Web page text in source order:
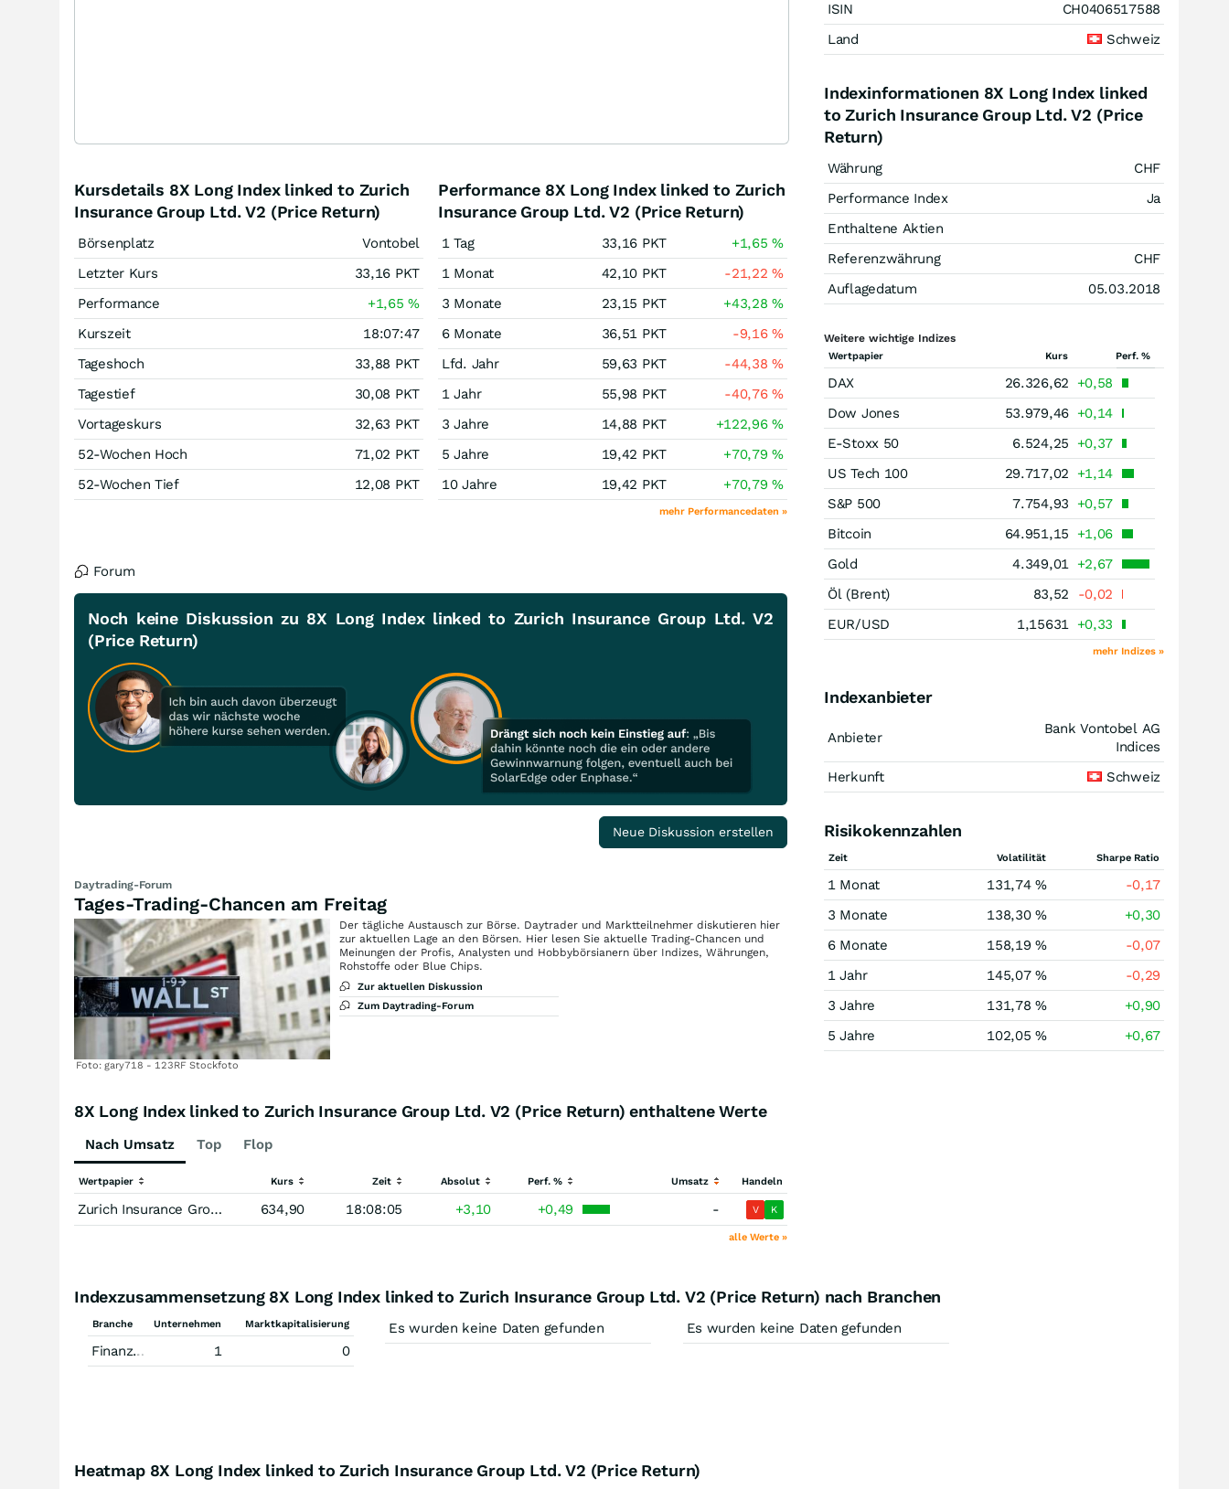
Kursdetails 8X Long Index linked to Zurich
Insurance Group Ltd. V2 (Price Return)
Börsenplatz
Vontobel
Letzter Kurs
33,16 PKT
Performance
+1,65%
Kurszeit
18:07:47
Tageshoch
33,88 PKT
Tagestief
30,08 PKT
Vortageskurs
32,63 PKT
52-Wochen Hoch
71,02 PKT
52-Wochen Tief
12,08 PKT
Performance 8X Long Index linked to Zurich
Insurance Group Ltd. V2 (Price Return)
1 Tag 33,16 PKT +1,65%
1 Monat
42,10 PKT -21,22%
3 Monate
23,15 PKT +43,28%
6 Monate
36,51 PKT -9,16%
Lfd. Jahr
59,63 PKT -44,38%
1 Jahr
55,98 PKT -40,76%
3 Jahre
14,88 PKT +122,96%
5 Jahre
19,42 PKT +70,79%
10 Jahre
19,42 PKT +70,79%
mehr Performancedaten »
Forum
Noch keine Diskussion zu 8X Long Index linked to Zurich Insurance Group Ltd. V2
(Price Return)
Neue Diskussion erstellen
Daytrading-Forum
Tages-Trading-Chancen am Freitag
Foto: gary718 - 123RF Stockfoto
Der tägliche Austausch zur Börse. Daytrader und Marktteilnehmer diskutieren hier
zur aktuellen Lage an den Börsen. Hier lesen Sie aktuelle Trading-Chancen und
Meinungen der Profis, Analysten und Hobbybörsianern über Indizes, Währungen,
Rohstoffe oder Blue Chips.
Zur aktuellen Diskussion
Zum Daytrading-Forum
8X Long Index linked to Zurich Insurance Group Ltd. V2 (Price Return) enthaltene Werte
Nach Umsatz Top Flop
Wertpapier Kurs Zeit Absolut Perf. % Umsatz Handeln
Zurich Insurance Group 634,90 18:08:05 +3,10 +0,49 - V K
alle Werte »
ISIN
CH0406517588
Land
Schweiz
Indexinformationen 8X Long Index linked
to Zurich Insurance Group Ltd. V2 (Price
Return)
Währung
CHF
Performance Index
Ja
Enthaltene Aktien
Referenzwährung
CHF
Auflagedatum
05.03.2018
Weitere wichtige Indizes
Wertpapier Kurs Perf. %
DAX 26.326,62
+0,58
Dow Jones
53.979,46 +0,14
E-Stoxx 50
6.524,25
+0,37
US Tech 100
29.717,02
+1,14
S&P 500
7.754,93
+0,57
Bitcoin
64.951,15
+1,06
Gold
4.349,01 +2,67
Öl (Brent)
83,52
-0,02
EUR/USD
1,15631 +0,33
mehr Indizes »
Indexanbieter
Anbieter
Bank Vontobel AG
Indices
Herkunft
Schweiz
Risikokennzahlen
Zeit Volatilität Sharpe Ratio
1 Monat 131,74 %
-0,17
3 Monate
138,30 %
+0,30
6 Monate
158,19 %
-0,07
1 Jahr
145,07 %
-0,29
3 Jahre
131,78 %
+0,90
5 Jahre
102,05 % +0,67
Indexzusammensetzung 8X Long Index linked to Zurich Insurance Group Ltd. V2 (Price Return) nach Branchen
Branche Unternehmen Marktkapitalisierung
Finanzdienstleistungen 1 0
Es wurden keine Daten gefunden Es wurden keine Daten gefunden
Heatmap 8X Long Index linked to Zurich Insurance Group Ltd. V2 (Price Return)